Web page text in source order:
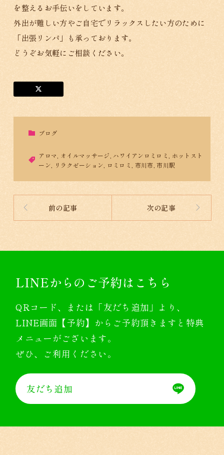
を整えるお手伝いをしています。
外出が難しい方やご自宅でリラックスしたい方のために
「出張リンパ」も承っております。
どうぞお気軽にご相談ください。
ブログ
アロマ オイルマッサージ ,ハワイアンロミロミ
ホットスト
ーン
リラクゼーション ロミロミ 市川市 市川駅
前の記事 次の記事
LINEからのご予約はこちら
QRコード、または「友だち追加」より、
LINE画面【予約】からご予約頂きますと特典
メニューがございます。
ぜひ、ご利用ください。
友だち追加